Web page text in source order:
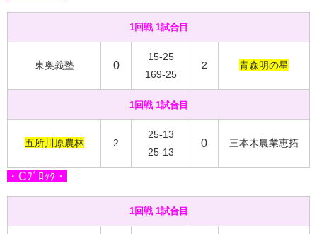
1回戦 1試合目
東奥義塾 0
15-25
169-25
2 青森明の星
1回戦 1試合目
五所川原農林 2
25-13
25-13
0 三本木農業恵拓
・Cﾌﾞﾛｯｸ・
1回戦 1試合目